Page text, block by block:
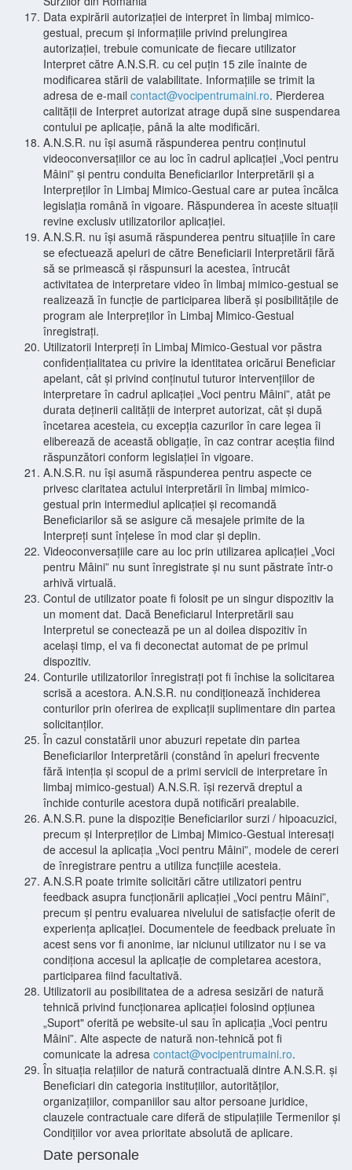
Data expirării autorizației de interpret în limbaj mimico-
gestual, precum și informațiile privind prelungirea
autorizației, trebuie comunicate de fiecare utilizator
Interpret către A.N.S.R. cu cel puțin 15 zile înainte de
modificarea stării de valabilitate. Informațiile se trimit la
adresa de e-mail contact@vocipentrumaini.ro. Pierderea
calității de Interpret autorizat atrage după sine suspendarea
contului pe aplicație, până la alte modificări.
A.N.S.R. nu își asumă răspunderea pentru conținutul
videoconversațiilor ce au loc în cadrul aplicației „Voci pentru
Mâini” și pentru conduita Beneficiarilor Interpretării și a
Interpreților în Limbaj Mimico-Gestual care ar putea încălca
legislația română în vigoare. Răspunderea în aceste situații
revine exclusiv utilizatorilor aplicației.
A.N.S.R. nu își asumă răspunderea pentru situațiile în care
se efectuează apeluri de către Beneficiarii Interpretării fără
să se primească și răspunsuri la acestea, întrucât
activitatea de interpretare video în limbaj mimico-gestual se
realizează în funcție de participarea liberă și posibilitățile de
program ale Interpreților în Limbaj Mimico-Gestual
înregistrați.
Utilizatorii Interpreți în Limbaj Mimico-Gestual vor păstra
confidențialitatea cu privire la identitatea oricărui Beneficiar
apelant, cât și privind conținutul tuturor intervențiilor de
interpretare în cadrul aplicației „Voci pentru Mâini”, atât pe
durata deținerii calității de interpret autorizat, cât și după
încetarea acesteia, cu excepția cazurilor în care legea îi
eliberează de această obligație, în caz contrar aceștia fiind
răspunzători conform legislației în vigoare.
A.N.S.R. nu își asumă răspunderea pentru aspecte ce
privesc claritatea actului interpretării în limbaj mimico-
gestual prin intermediul aplicației și recomandă
Beneficiarilor să se asigure că mesajele primite de la
Interpreți sunt înțelese în mod clar și deplin.
Videoconversațiile care au loc prin utilizarea aplicației „Voci
pentru Mâini” nu sunt înregistrate și nu sunt păstrate într-o
arhivă virtuală.
Contul de utilizator poate fi folosit pe un singur dispozitiv la
un moment dat. Dacă Beneficiarul Interpretării sau
Interpretul se conectează pe un al doilea dispozitiv în
același timp, el va fi deconectat automat de pe primul
dispozitiv.
Conturile utilizatorilor înregistrați pot fi închise la solicitarea
scrisă a acestora. A.N.S.R. nu condiționează închiderea
conturilor prin oferirea de explicații suplimentare din partea
solicitanților.
În cazul constatării unor abuzuri repetate din partea
Beneficiarilor Interpretării (constând în apeluri frecvente
fără intenția și scopul de a primi servicii de interpretare în
limbaj mimico-gestual) A.N.S.R. își rezervă dreptul a
închide conturile acestora după notificări prealabile.
A.N.S.R. pune la dispoziție Beneficiarilor surzi / hipoacuzici,
precum și Interpreților de Limbaj Mimico-Gestual interesați
de accesul la aplicația „Voci pentru Mâini”, modele de cereri
de înregistrare pentru a utiliza funcțiile acesteia.
A.N.S.R poate trimite solicitări către utilizatori pentru
feedback asupra funcționării aplicației „Voci pentru Mâini”,
precum și pentru evaluarea nivelului de satisfacție oferit de
experiența aplicației. Documentele de feedback preluate în
acest sens vor fi anonime, iar niciunui utilizator nu i se va
condiționa accesul la aplicație de completarea acestora,
participarea fiind facultativă.
Utilizatorii au posibilitatea de a adresa sesizări de natură
tehnică privind funcționarea aplicației folosind opțiunea
„Suport" oferită pe website-ul sau în aplicația „Voci pentru
Mâini”. Alte aspecte de natură non-tehnică pot fi
comunicate la adresa contact@vocipentrumaini.ro.
În situația relațiilor de natură contractuală dintre A.N.S.R. și
Beneficiari din categoria instituțiilor, autorităților,
organizațiilor, companiilor sau altor persoane juridice,
clauzele contractuale care diferă de stipulațiile Termenilor și
Condițiilor vor avea prioritate absolută de aplicare.
Date personale